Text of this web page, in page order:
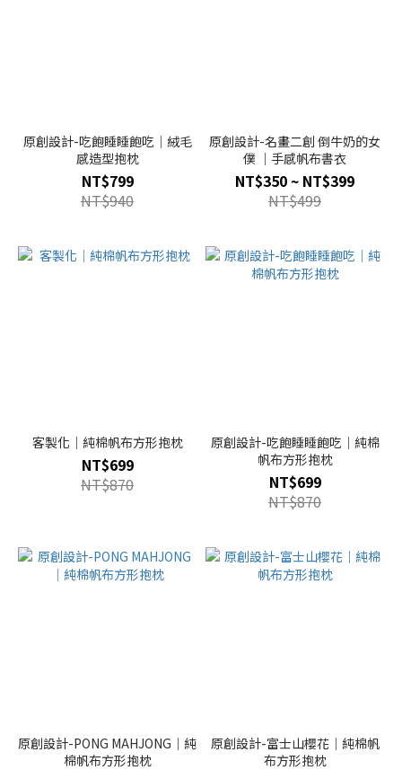
原創設計-吃飽睡睡飽吃｜絨毛
感造型抱枕
NT$799
NT$940
原創設計-名畫二創 倒牛奶的女
僕 ｜手感帆布書衣
NT$350 ~ NT$399
NT$499
客製化｜純棉帆布方形抱枕
NT$699
NT$870
原創設計-吃飽睡睡飽吃｜純棉
帆布方形抱枕
NT$699
NT$870
原創設計-PONG MAHJONG｜純
棉帆布方形抱枕
原創設計-富士山櫻花｜純棉帆
布方形抱枕